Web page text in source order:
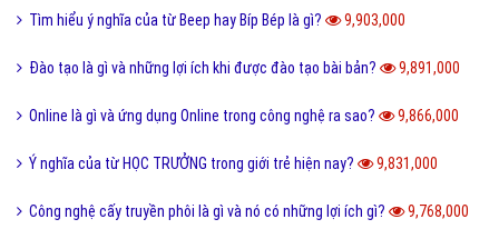
Tìm hiểu ý nghĩa của từ Beep hay Bíp Bép là gì? 9,903,000
Đào tạo là gì và những lợi ích khi được đào tạo bài bản? 9,891,000
Online là gì và ứng dụng Online trong công nghệ ra sao? 9,866,000
Ý nghĩa của từ HỌC TRƯỞNG trong giới trẻ hiện nay? 9,831,000
Công nghệ cấy truyền phôi là gì và nó có những lợi ích gì? 9,768,000